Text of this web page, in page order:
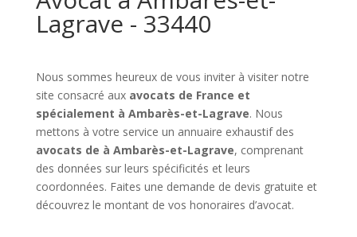
Lagrave - 33440
Nous sommes heureux de vous inviter à visiter notre
site consacré aux avocats de France et
spécialement à Ambarès-et-Lagrave. Nous
mettons à votre service un annuaire exhaustif des
avocats de à Ambarès-et-Lagrave, comprenant
des données sur leurs spécificités et leurs
coordonnées. Faites une demande de devis gratuite et
découvrez le montant de vos honoraires d’avocat.